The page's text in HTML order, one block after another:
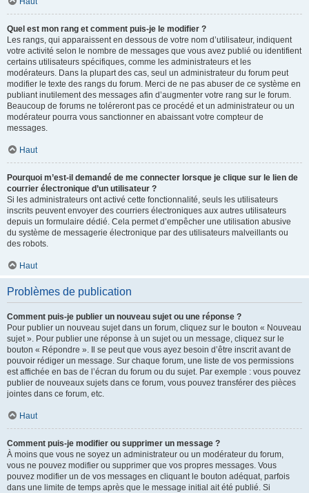
Quel est mon rang et comment puis-je le modifier ?
Les rangs, qui apparaissent en dessous de votre nom d’utilisateur, indiquent
votre activité selon le nombre de messages que vous avez publié ou identifient
certains utilisateurs spécifiques, comme les administrateurs et les
modérateurs. Dans la plupart des cas, seul un administrateur du forum peut
modifier le texte des rangs du forum. Merci de ne pas abuser de ce système en
publiant inutilement des messages afin d’augmenter votre rang sur le forum.
Beaucoup de forums ne toléreront pas ce procédé et un administrateur ou un
modérateur pourra vous sanctionner en abaissant votre compteur de
messages.
Haut
Pourquoi m’est-il demandé de me connecter lorsque je clique sur le lien de
courrier électronique d’un utilisateur ?
Si les administrateurs ont activé cette fonctionnalité, seuls les utilisateurs
inscrits peuvent envoyer des courriers électroniques aux autres utilisateurs
depuis un formulaire dédié. Cela permet d’empêcher une utilisation abusive
du système de messagerie électronique par des utilisateurs malveillants ou
des robots.
Haut
Problèmes de publication
Comment puis-je publier un nouveau sujet ou une réponse ?
Pour publier un nouveau sujet dans un forum, cliquez sur le bouton « Nouveau
sujet ». Pour publier une réponse à un sujet ou un message, cliquez sur le
bouton « Répondre ». Il se peut que vous ayez besoin d’être inscrit avant de
pouvoir rédiger un message. Sur chaque forum, une liste de vos permissions
est affichée en bas de l’écran du forum ou du sujet. Par exemple : vous pouvez
publier de nouveaux sujets dans ce forum, vous pouvez transférer des pièces
jointes dans ce forum, etc.
Haut
Comment puis-je modifier ou supprimer un message ?
À moins que vous ne soyez un administrateur ou un modérateur du forum,
vous ne pouvez modifier ou supprimer que vos propres messages. Vous
pouvez modifier un de vos messages en cliquant le bouton adéquat, parfois
dans une limite de temps après que le message initial ait été publié. Si